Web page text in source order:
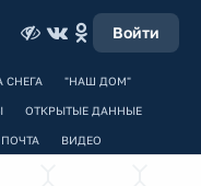
Войти
СНЕГА "НАШ ДОМ"
ОТКРЫТЫЕ ДАННЫЕ
ПОЧТА ВИДЕО